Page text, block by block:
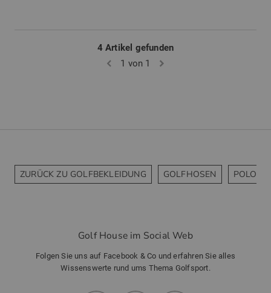
4 Artikel gefunden
1 von 1
ZURÜCK ZU GOLFBEKLEIDUNG GOLFHOSEN
Golf House im Social Web
Folgen Sie uns auf Facebook & Co und erfahren Sie alles
Wissenswerte rund ums Thema Golfsport.